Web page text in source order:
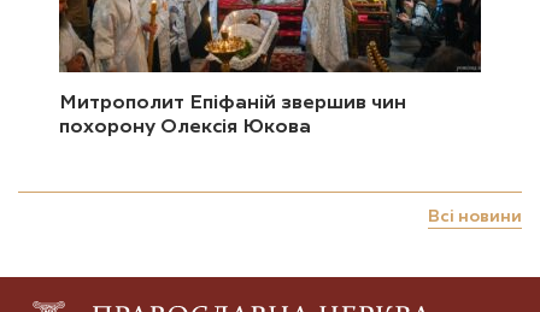
Митрополит Епіфаній звершив чин
похорону Олексія Юкова
Всі новини